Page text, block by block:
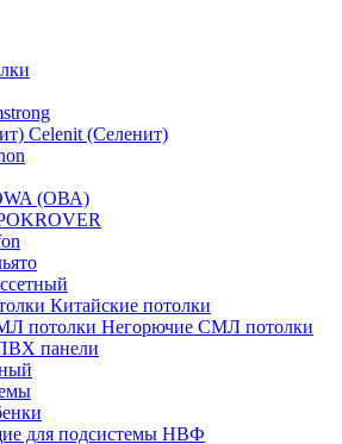
Celenit (Селенит)
(ОВА)
Китайские потолки
Негорючие СМЛ потолки
панели